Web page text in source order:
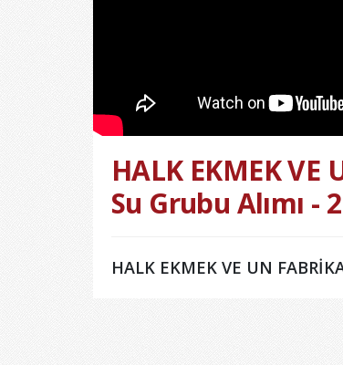
HALK EKMEK VE
Su Grubu Alımı -
HALK EKMEK VE UN